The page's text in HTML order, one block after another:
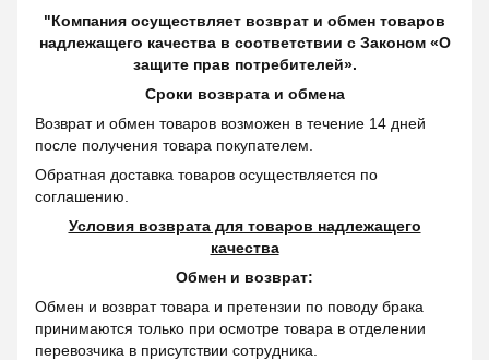
"Компания осуществляет возврат и обмен товаров
надлежащего качества в соответствии с Законом «О
защите прав потребителей».
Сроки возврата и обмена
Возврат и обмен товаров возможен в течение 14 дней
после получения товара покупателем.
Обратная доставка товаров осуществляется по
соглашению.
Условия возврата для товаров надлежащего
качества
Обмен и возврат:
Обмен и возврат товара и претензии по поводу брака
принимаются только при осмотре товара в отделении
перевозчика в присутствии сотрудника.